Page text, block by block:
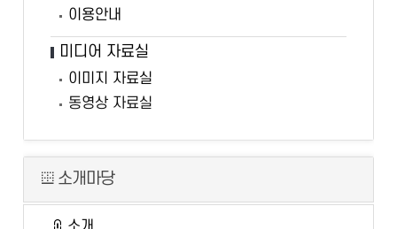
이용안내
미디어 자료실
이미지 자료실
동영상 자료실
소개마당